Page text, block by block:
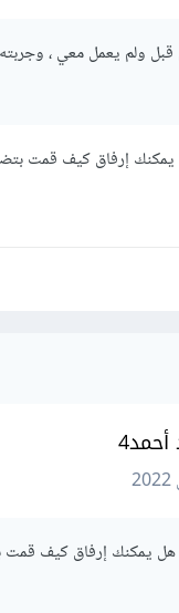
ولم يعمل معي ،
يمكنك إرفاق كيف قمت
هل يمكنك إرفاق كيف